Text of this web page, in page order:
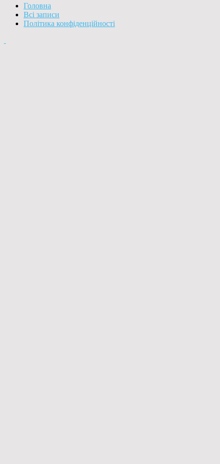
Головна
Всі записи
Політика конфіденційності